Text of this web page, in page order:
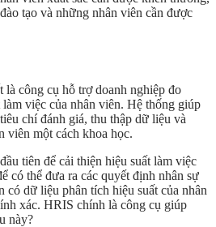
tạo và những nhân viên cần được
là công cụ hỗ trợ doanh nghiệp đo
việc của nhân viên. Hệ thống giúp
chí đánh giá, thu thập dữ liệu và
viên một cách khoa học.
tiên để cải thiện hiệu suất làm việc
có thể đưa ra các quyết định nhân sự
có dữ liệu phân tích hiệu suất của nhân
xác. HRIS chính là công cụ giúp
này?